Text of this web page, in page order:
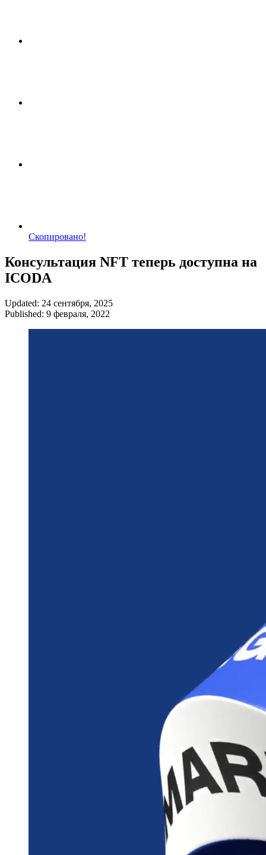
Скопировано!
Консультация NFT теперь доступна на
ICODA
Updated: 24 сентября, 2025
Published: 9 февраля, 2022